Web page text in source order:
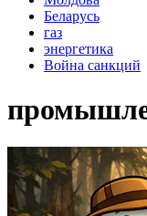
Беларусь
газ
энергетика
Война санкций